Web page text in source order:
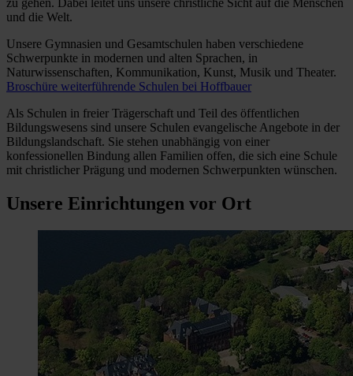
zu gehen. Dabei leitet uns unsere christliche Sicht auf die Menschen
und die Welt.
Unsere Gymnasien und Gesamtschulen haben verschiedene
Schwerpunkte in modernen und alten Sprachen, in
Naturwissenschaften, Kommunikation, Kunst, Musik und Theater.
Broschüre weiterführende Schulen bei Hoffbauer
Als Schulen in freier Trägerschaft und Teil des öffentlichen
Bildungswesens sind unsere Schulen evangelische Angebote in der
Bildungslandschaft. Sie stehen unabhängig von einer
konfessionellen Bindung allen Familien offen, die sich eine Schule
mit christlicher Prägung und modernen Schwerpunkten wünschen.
Unsere Einrichtungen vor Ort